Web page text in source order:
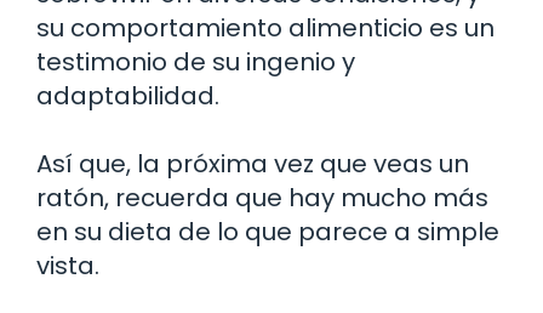
su comportamiento alimenticio es un
testimonio de su ingenio y
adaptabilidad.
Así que, la próxima vez que veas un
ratón, recuerda que hay mucho más
en su dieta de lo que parece a simple
vista.